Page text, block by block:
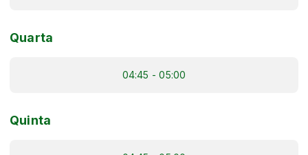
Quarta
04:45 - 05:00
Quinta